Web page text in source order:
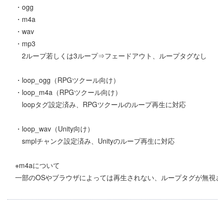
・ogg
・m4a
・wav
・mp3
2ループ若しくは3ループ⇒フェードアウト、ループタグなし
・loop_ogg（RPGツクール向け）
・loop_m4a（RPGツクール向け）
loopタグ設定済み、RPGツクールのループ再生に対応
・loop_wav（Unity向け）
smplチャンク設定済み、Unityのループ再生に対応
※m4aについて
一部のOSやブラウザによっては再生されない、ループタグが無